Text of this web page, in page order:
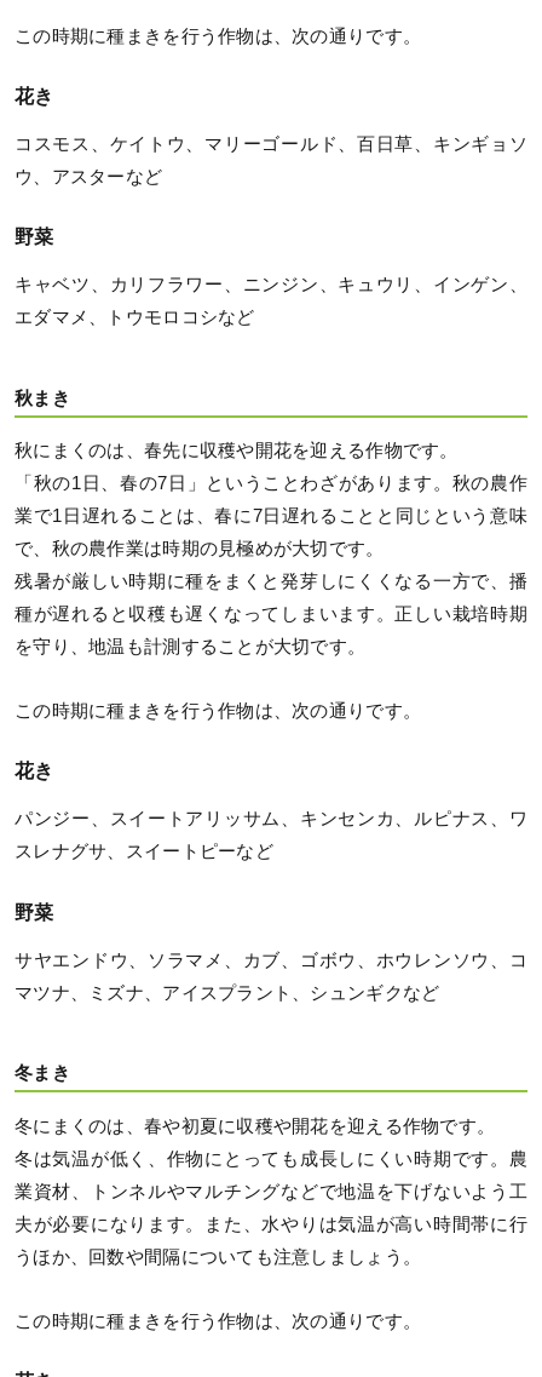
この時期に種まきを行う作物は、次の通りです。
花き
コスモス、ケイトウ、マリーゴールド、百日草、キンギョソ
ウ、アスターなど
野菜
キャベツ、カリフラワー、ニンジン、キュウリ、インゲン、
エダマメ、トウモロコシなど
秋まき
秋にまくのは、春先に収穫や開花を迎える作物です。
「秋の1日、春の7日」ということわざがあります。秋の農作
業で1日遅れることは、春に7日遅れることと同じという意味
で、秋の農作業は時期の見極めが大切です。
残暑が厳しい時期に種をまくと発芽しにくくなる一方で、播
種が遅れると収穫も遅くなってしまいます。正しい栽培時期
を守り、地温も計測することが大切です。
この時期に種まきを行う作物は、次の通りです。
花き
パンジー、スイートアリッサム、キンセンカ、ルピナス、ワ
スレナグサ、スイートピーなど
野菜
サヤエンドウ、ソラマメ、カブ、ゴボウ、ホウレンソウ、コ
マツナ、ミズナ、アイスプラント、シュンギクなど
冬まき
冬にまくのは、春や初夏に収穫や開花を迎える作物です。
冬は気温が低く、作物にとっても成長しにくい時期です。農
業資材、トンネルやマルチングなどで地温を下げないよう工
夫が必要になります。また、水やりは気温が高い時間帯に行
うほか、回数や間隔についても注意しましょう。
この時期に種まきを行う作物は、次の通りです。